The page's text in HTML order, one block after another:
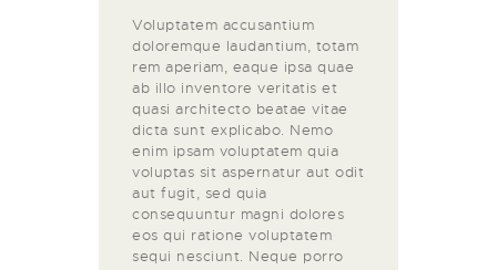
Voluptatem accusantium
doloremque laudantium, totam
rem aperiam, eaque ipsa quae
ab illo inventore veritatis et
quasi architecto beatae vitae
dicta sunt explicabo. Nemo
enim ipsam voluptatem quia
voluptas sit aspernatur aut odit
aut fugit, sed quia
consequuntur magni dolores
eos qui ratione voluptatem
sequi nesciunt. Neque porro